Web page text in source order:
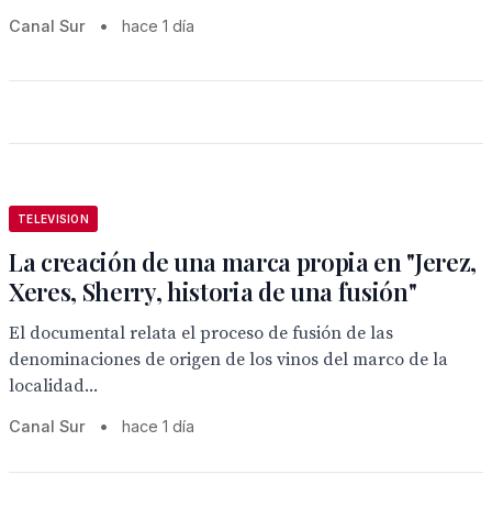
Canal Sur • hace 1 día
TELEVISION
La creación de una marca propia en "Jerez,
Xeres, Sherry, historia de una fusión"
El documental relata el proceso de fusión de las
denominaciones de origen de los vinos del marco de la
localidad...
Canal Sur • hace 1 día